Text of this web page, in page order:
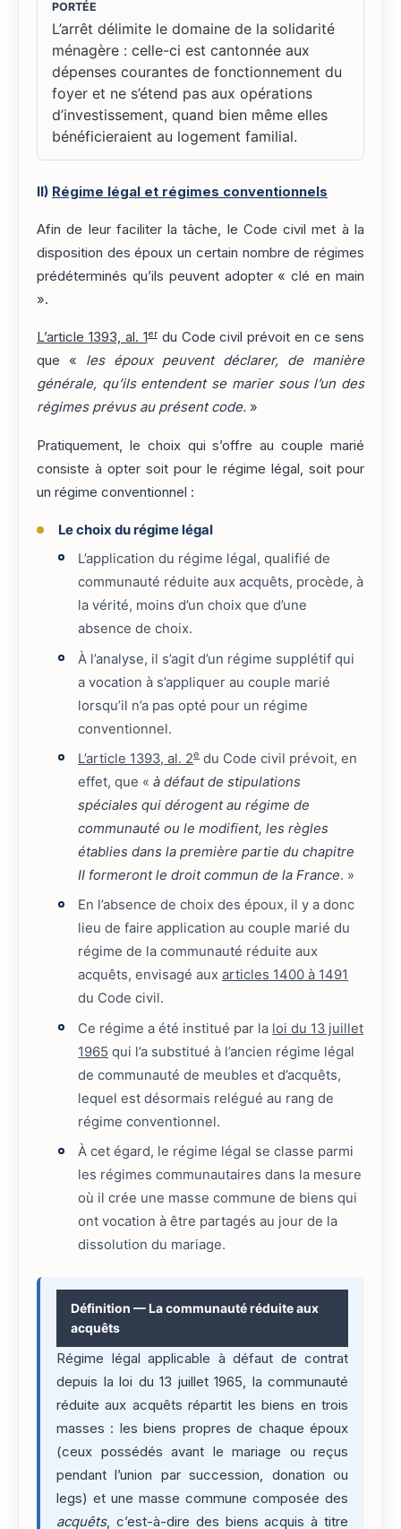
PORTÉE
L’arrêt délimite le domaine de la solidarité
ménagère : celle-ci est cantonnée aux
dépenses courantes de fonctionnement du
foyer et ne s’étend pas aux opérations
d’investissement, quand bien même elles
bénéficieraient au logement familial.
II) Régime légal et régimes conventionnels
Afin de leur faciliter la tâche, le Code civil met à la
disposition des époux un certain nombre de régimes
prédéterminés qu’ils peuvent adopter « clé en main
».
L’article 1393, al. 1erdu Code civil prévoit en ce sens
que « les époux peuvent déclarer, de manière
générale, qu’ils entendent se marier sous l’un des
régimes prévus au présent code. »
Pratiquement, le choix qui s’offre au couple marié
consiste à opter soit pour le régime légal, soit pour
un régime conventionnel :
Le choix du régime légal
L’application du régime légal, qualifié de
communauté réduite aux acquêts, procède, à
la vérité, moins d’un choix que d’une
absence de choix.
À l’analyse, il s’agit d’un régime supplétif qui
a vocation à s’appliquer au couple marié
lorsqu’il n’a pas opté pour un régime
conventionnel.
L’article 1393, al. 2e du Code civil prévoit, en
effet, que «à défaut de stipulations
spéciales qui dérogent au régime de
communauté ou le modifient, les règles
établies dans la première partie du chapitre
II formeront le droit commun de la France. »
En l’absence de choix des époux, il y a donc
lieu de faire application au couple marié du
régime de la communauté réduite aux
acquêts, envisagé auxarticles 1400 à 1491
du Code civil.
Ce régime a été institué par la loi du 13 juillet
1965 qui l’a substitué à l’ancien régime légal
de communauté de meubles et d’acquêts,
lequel est désormais relégué au rang de
régime conventionnel.
À cet égard, le régime légal se classe parmi
les régimes communautaires dans la mesure
où il crée une masse commune de biens qui
ont vocation à être partagés au jour de la
dissolution du mariage.
Définition — La communauté réduite aux
acquêts
Régime légal applicable à défaut de contrat
depuis la loi du 13 juillet 1965, la communauté
réduite aux acquêts répartit les biens en trois
masses : les biens propres de chaque époux
(ceux possédés avant le mariage ou reçus
pendant l’union par succession, donation ou
legs) et une masse commune composée des
acquêts, c’est-à-dire des biens acquis à titre